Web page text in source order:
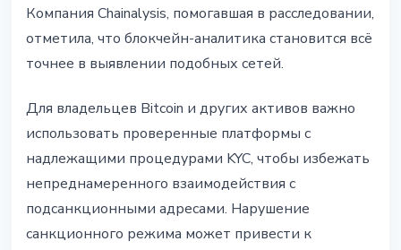
Компания Chainalysis, помогавшая в расследовании,
отметила, что блокчейн-аналитика становится всё
точнее в выявлении подобных сетей.
Для владельцев Bitcoin и других активов важно
использовать проверенные платформы с
надлежащими процедурами KYC, чтобы избежать
непреднамеренного взаимодействия с
подсанкционными адресами. Нарушение
санкционного режима может привести к